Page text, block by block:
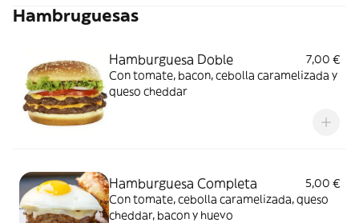
Hambruguesas
Hamburguesa Doble
7,00 €
Con tomate, bacon, cebolla caramelizada y
queso cheddar
Hamburguesa Completa
5,00 €
Con tomate, cebolla caramelizada, queso
cheddar, bacon y huevo